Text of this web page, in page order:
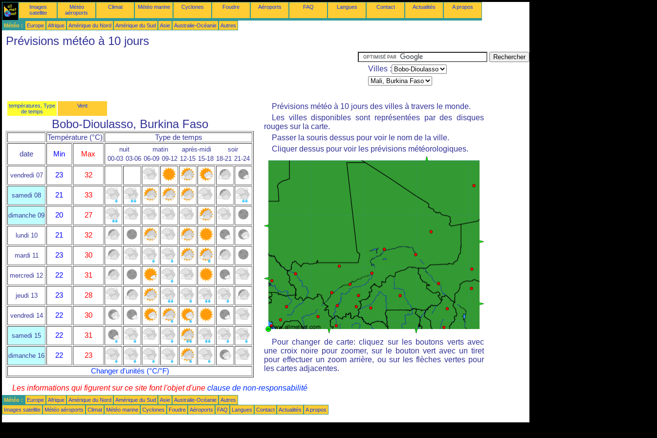
Images
satellite
Météo
aéroports
Climat Météo marine Cyclones Foudre Aéroports FAQ Langues Contact Actualités A propos
Météo : Europe Afrique Amérique du Nord Amérique du Sud Asie Australie-Océanie Autres
Prévisions météo à 10 jours
Villes :
températures, Type
de temps
Vent
Bobo-Dioulasso, Burkina Faso
Température (°C) Type de temps
date Min Max
nuit matin après-midi
soir
00-03 03-06 06-09 09-12 12-15 15-18 18-21 21-24
vendredi 07 23 32
samedi 08 21 33
dimanche 09 20 27
lundi 10 21 32
mardi 11 23 30
mercredi 12 22 31
jeudi 13 23 28
vendredi 14 22 30
samedi 15 22 31
dimanche 16 22
23
Changer d'unités (°C/°F)
Prévisions météo à 10 jours des villes à travers le monde.
Les villes disponibles sont représentées par des disques
rouges sur la carte.
Passer la souris dessus pour voir le nom de la ville.
Cliquer dessus pour voir les prévisions météorologiques.
Pour changer de carte: cliquez sur les boutons verts avec
une croix noire pour zoomer, sur le bouton vert avec un tiret
pour effectuer un zoom arrière, ou sur les flèches vertes pour
les cartes adjacentes.
Les informations qui figurent sur ce site font l'objet d'une clause de non-responsabilité
Météo : Europe Afrique Amérique du Nord Amérique du Sud Asie Australie-Océanie
Autres
Images satellite
Météo aéroports Climat Météo marine Cyclones Foudre Aéroports FAQ Langues Contact Actualités A propos